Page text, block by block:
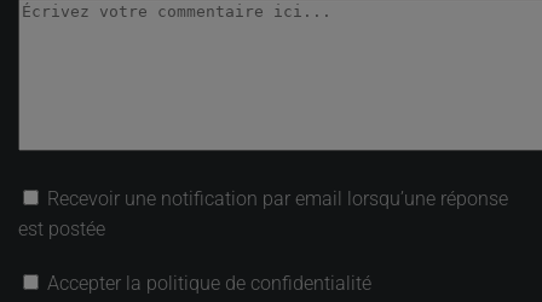
Recevoir une notification par email lorsqu’une réponse
est postée
Accepter la politique de confidentialité